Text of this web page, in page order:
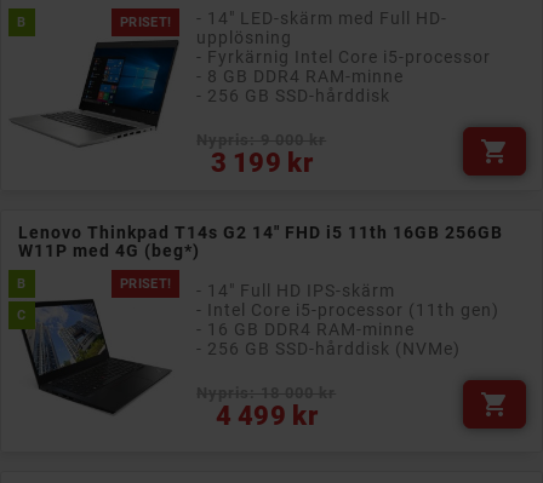
PRISET!
B
- 14" LED-skärm med Full HD-
upplösning
- Fyrkärnig Intel Core i5-processor
- 8 GB DDR4 RAM-minne
- 256 GB SSD-hårddisk
3 199 kr
Pris 
Lenovo Thinkpad T14s G2 14" FHD i5 11th 16GB 256GB
W11P med 4G (beg*)
PRISET!
B
C
- 14" Full HD IPS-skärm
- Intel Core i5-processor (11th gen)
- 16 GB DDR4 RAM-minne
- 256 GB SSD-hårddisk (NVMe)
4 499 kr
Pris 